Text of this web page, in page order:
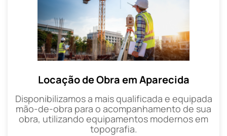
Locação de Obra em Aparecida
Disponibilizamos a mais qualificada e equipada
mão-de-obra para o acompanhamento de sua
obra, utilizando equipamentos modernos em
topografia.